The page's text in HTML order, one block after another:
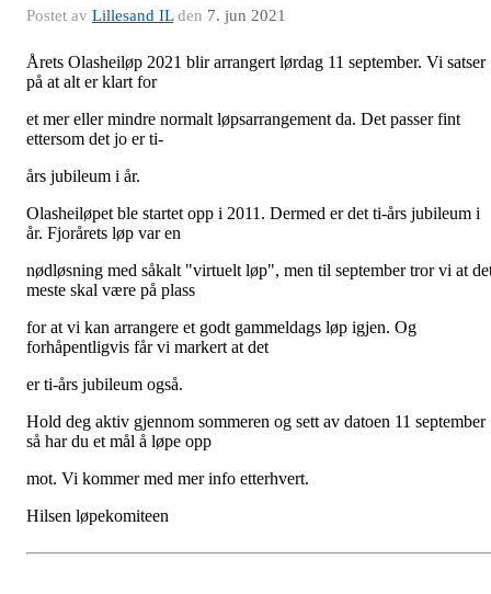
Postet av Lillesand ILden 7. jun 2021
Årets Olasheiløp 2021 blir arrangert lørdag 11 september. Vi satser
på at alt er klart for
et mer eller mindre normalt løpsarrangement da. Det passer fint
ettersom det jo er ti-
års jubileum i år.
Olasheiløpet ble startet opp i 2011. Dermed er det ti-års jubileum i
år. Fjorårets løp var en
nødløsning med såkalt "virtuelt løp", men til september tror vi at
meste skal være på plass
for at vi kan arrangere et godt gammeldags løp igjen. Og
forhåpentligvis får vi markert at det
er ti-års jubileum også.
Hold deg aktiv gjennom sommeren og sett av datoen 11 september
så har du et mål å løpe opp
mot. Vi kommer med mer info etterhvert.
Hilsen løpekomiteen